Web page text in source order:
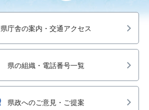
県庁舎の案内・交通アクセス
県の組織・電話番号一覧
県政へのご意見・ご提案